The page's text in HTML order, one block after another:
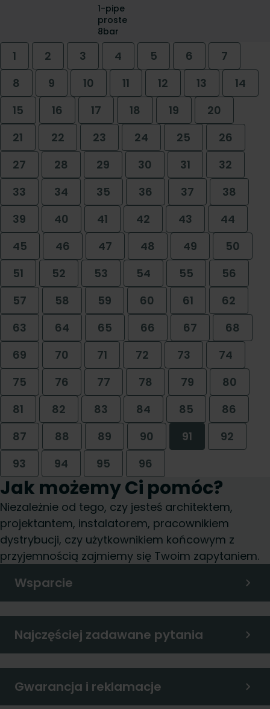
1-pipe
proste
8bar
1 2 3 4 5 6
7
8
9 10 11 12 13
14
15
16 17 18 19
20
21
22 23 24 25
26
27
28 29 30 31
32
33
34 35 36 37
38
39
40 41 42 43
44
45
46 47 48 49
50
51
52 53 54 55
56
57
58 59 60 61
62
63
64 65 66 67
68
69
70 71 72 73
74
75
76 77 78 79
80
81
82 83 84 85
86
87
88 89 90 91
92
93
94 95 96
Jak możemy Ci pomóc?
Niezależnie od tego, czy jesteś architektem,
projektantem, instalatorem, pracownikiem
dystrybucji, czy użytkownikiem końcowym z
przyjemnością zajmiemy się Twoim zapytaniem.
Wsparcie
Najczęściej zadawane pytania
Gwarancja i reklamacje